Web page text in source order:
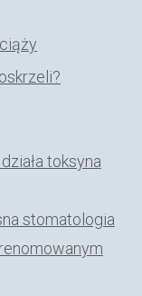
toksyna
stomatologia